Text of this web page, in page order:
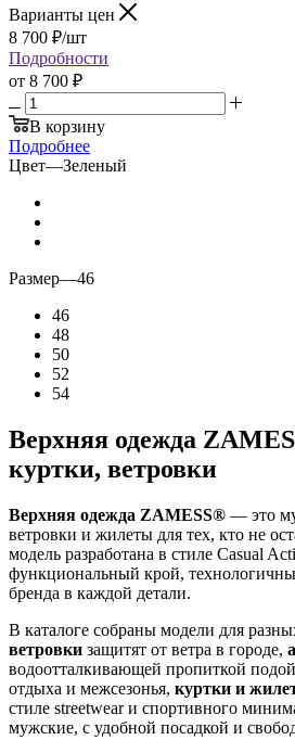
Варианты цен
8 700 ₽/шт
Подробности
от 8 700 ₽
В корзину
Подробнее
Цвет—Зеленый
Размер—46
46
48
50
52
54
Верхняя одежда
куртки, ветровки
Верхняя одежда ZAMESS® — это
ветровки и жилеты для тех, кто не
модель разработана в стиле Casual
функциональный крой,
бренда в каждой детали.
В каталоге собраны модели для
ветровки защитят от ветра в городе,
водоотталкивающей пропиткой
отдыха и межсезонья, куртки и
стиле streetwear и спортивного
мужские, с удобной посадкой и